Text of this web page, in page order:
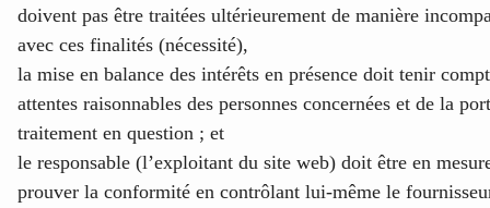
doivent pas être traitées ultérieurement de manière
avec ces finalités (nécessité),
la mise en balance des intérêts en présence doit tenir
attentes raisonnables des personnes concernées et de la
traitement en question ; et
le responsable (l’exploitant du site web) doit être en
prouver la conformité en contrôlant lui-même le